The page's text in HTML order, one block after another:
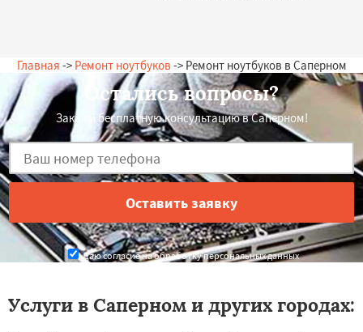
Главная -> Ремонт ноутбуков -> Ремонт ноутбуков в Саперном
Остались вопросы?
Закажи бесплатную консультацию в Саперном!
Даю согласие на обработку персональных данных
Услуги в Саперном и других городах: